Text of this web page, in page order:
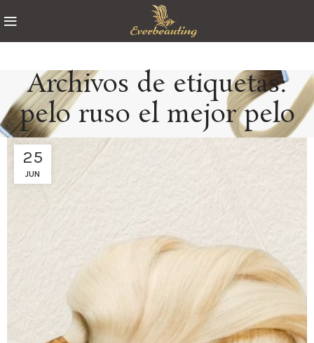
Archivos de etiquetas:
pelo ruso el mejor pelo
25
JUN